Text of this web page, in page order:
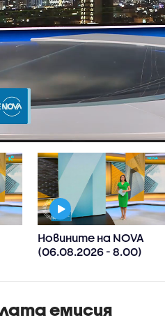
Новините на NOVA
(06.08.2026 - 8.00)
емисия